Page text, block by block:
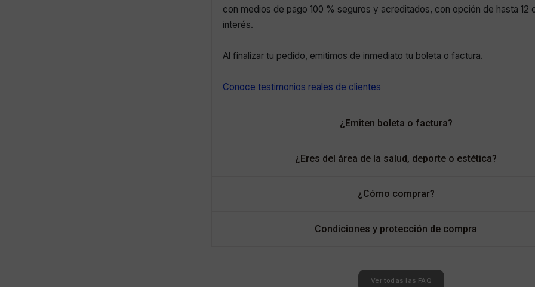
con medios de pago 100 % seguros y acreditados, con opción de hasta 12
interés.
Al finalizar tu pedido, emitimos de inmediato tu boleta o factura.
Conoce testimonios reales de clientes
¿Emiten boleta o factura?
¿Eres del área de la salud, deporte o estética?
¿Cómo comprar?
Condiciones y protección de compra
Ver todas las FAQ